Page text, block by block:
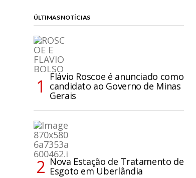
ÚLTIMAS NOTÍCIAS
Flávio Roscoe é anunciado como
candidato ao Governo de Minas
Gerais
Nova Estação de Tratamento de
Esgoto em Uberlândia